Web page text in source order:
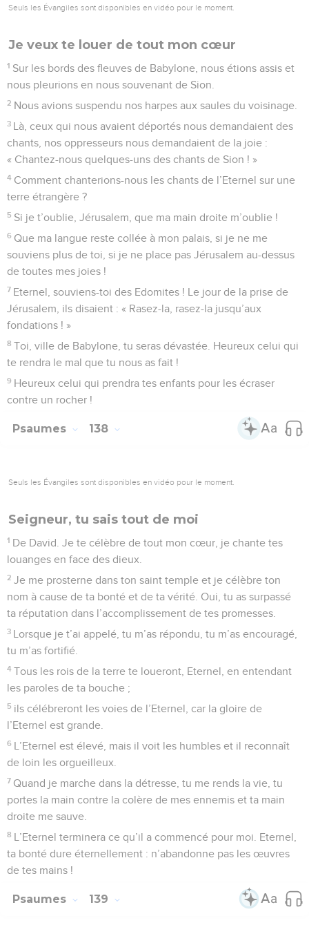
Seuls les Évangiles sont disponibles en vidéo pour le moment.
Je veux te louer de tout mon cœur
1 Sur les bords des fleuves de Babylone, nous étions assis et
nous pleurions en nous souvenant de Sion.
2 Nous avions suspendu nos harpes aux saules du voisinage.
3 Là, ceux qui nous avaient déportés nous demandaient des
chants, nos oppresseurs nous demandaient de la joie :
« Chantez-nous quelques-uns des chants de Sion ! »
4 Comment chanterions-nous les chants de l’Eternel sur une
terre étrangère ?
5 Si je t’oublie, Jérusalem, que ma main droite m’oublie !
6 Que ma langue reste collée à mon palais, si je ne me
souviens plus de toi, si je ne place pas Jérusalem au-dessus
de toutes mes joies !
7 Eternel, souviens-toi des Edomites ! Le jour de la prise de
Jérusalem, ils disaient : « Rasez-la, rasez-la jusqu’aux
fondations ! »
8 Toi, ville de Babylone, tu seras dévastée. Heureux celui qui
te rendra le mal que tu nous as fait !
9 Heureux celui qui prendra tes enfants pour les écraser
contre un rocher !
Psaumes 138
Seuls les Évangiles sont disponibles en vidéo pour le moment.
Seigneur, tu sais tout de moi
1 De David. Je te célèbre de tout mon cœur, je chante tes
louanges en face des dieux.
2 Je me prosterne dans ton saint temple et je célèbre ton
nom à cause de ta bonté et de ta vérité. Oui, tu as surpassé
ta réputation dans l’accomplissement de tes promesses.
3 Lorsque je t’ai appelé, tu m’as répondu, tu m’as encouragé,
tu m’as fortifié.
4 Tous les rois de la terre te loueront, Eternel, en entendant
les paroles de ta bouche ;
5 ils célébreront les voies de l’Eternel, car la gloire de
l’Eternel est grande.
6 L’Eternel est élevé, mais il voit les humbles et il reconnaît
de loin les orgueilleux.
7 Quand je marche dans la détresse, tu me rends la vie, tu
portes la main contre la colère de mes ennemis et ta main
droite me sauve.
8 L’Eternel terminera ce qu’il a commencé pour moi. Eternel,
ta bonté dure éternellement : n’abandonne pas les œuvres
de tes mains !
Psaumes 139